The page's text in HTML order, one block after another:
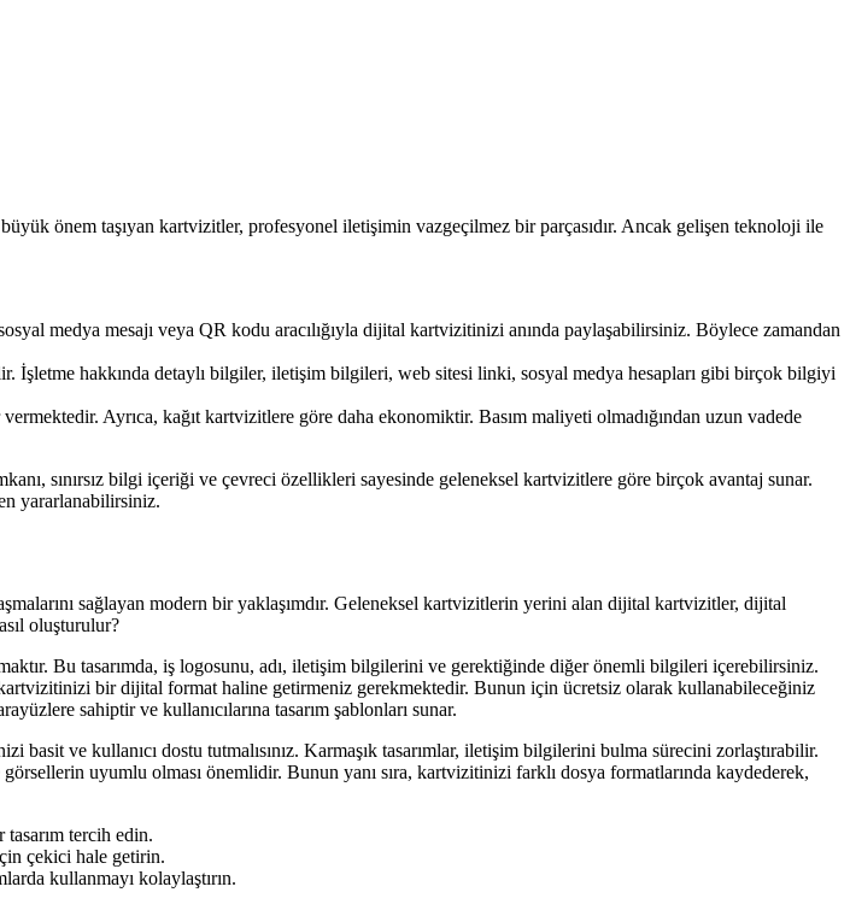
önem taşıyan kartvizitler, profesyonel iletişimin vazgeçilmez bir parçasıdır. Ancak gelişen teknoloji ile
medya mesajı veya QR kodu aracılığıyla dijital kartvizitinizi anında paylaşabilirsiniz. Böylece zamandan
İşletme hakkında detaylı bilgiler, iletişim bilgileri, web sitesi linki, sosyal medya hesapları gibi birçok bilgiyi
Ayrıca, kağıt kartvizitlere göre daha ekonomiktir. Basım maliyeti olmadığından uzun vadede
sınırsız bilgi içeriği ve çevreci özellikleri sayesinde geleneksel kartvizitlere göre birçok avantaj sunar.
yararlanabilirsiniz.
sağlayan modern bir yaklaşımdır. Geleneksel kartvizitlerin yerini alan dijital kartvizitler, dijital
oluşturulur?
Bu tasarımda, iş logosunu, adı, iletişim bilgilerini ve gerektiğinde diğer önemli bilgileri içerebilirsiniz.
bir dijital format haline getirmeniz gerekmektedir. Bunun için ücretsiz olarak kullanabileceğiniz
sahiptir ve kullanıcılarına tasarım şablonları sunar.
ve kullanıcı dostu tutmalısınız. Karmaşık tasarımlar, iletişim bilgilerini bulma sürecini zorlaştırabilir.
uyumlu olması önemlidir. Bunun yanı sıra, kartvizitinizi farklı dosya formatlarında kaydederek,
tercih edin.
çekici hale getirin.
kullanmayı kolaylaştırın.